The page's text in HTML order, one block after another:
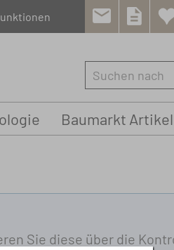
Baumarkt Artikel
Sie diese über die